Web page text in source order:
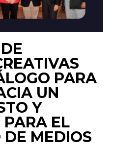
PARA
UN
Y
PARA EL
MEDIOS